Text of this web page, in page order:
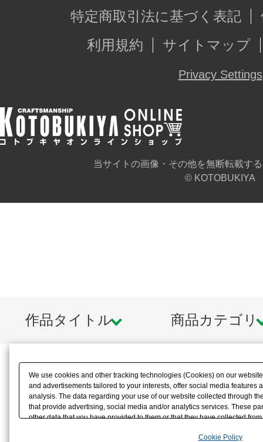
特定商取引法に基づく表記
利用規約
サイトマップ
Privacy Settings
当サイトの画像・その他を無断転載す
© KOTOBUKIYA
作品タイトル 商品カテゴリ
We use cookies and other tracking technologies (Cookies) on our
and advertisements tailored to your interests, offer social media features
analysis. The data regarding your use of our website collected through
that provide advertising, social media and/or analytics services. These
other data that you have provided to them or that they have collected
the use of all Cookies except for Strictly Necessary Cookies, please
Cookie Policy